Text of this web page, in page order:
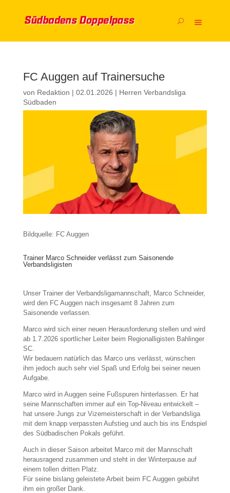
FC Auggen auf Trainersuche
von Redaktion | 02.01.2026 | Herren Verbandsliga
Südbaden
Bildquelle: FC Auggen
Trainer Marco Schneider verlässt zum Saisonende
Verbandsligisten
Unser Trainer der Verbandsligamannschaft, Marco Schneider,
wird den FC Auggen nach insgesamt 8 Jahren zum
Saisonende verlassen.
Marco wird sich einer neuen Herausforderung stellen und wird
ab 1.7.2026 sportlicher Leiter beim Regionalligisten Bahlinger
SC.
Wir bedauern natürlich das Marco uns verlässt, wünschen
ihm jedoch auch sehr viel Spaß und Erfolg bei seiner neuen
Aufgabe.
Marco wird in Auggen seine Fußspuren hinterlassen. Er hat
seine Mannschaften immer auf ein Top-Niveau entwickelt –
hat unsere Jungs zur Vizemeisterschaft in der Verbandsliga
mit dem knapp verpassten Aufstieg und auch bis ins Endspiel
des Südbadischen Pokals geführt.
Auch in dieser Saison arbeitet Marco mit der Mannschaft
herausragend zusammen und steht in der Winterpause auf
einem tollen dritten Platz.
Für seine bislang geleistete Arbeit beim FC Auggen gebührt
ihm ein großer Dank.